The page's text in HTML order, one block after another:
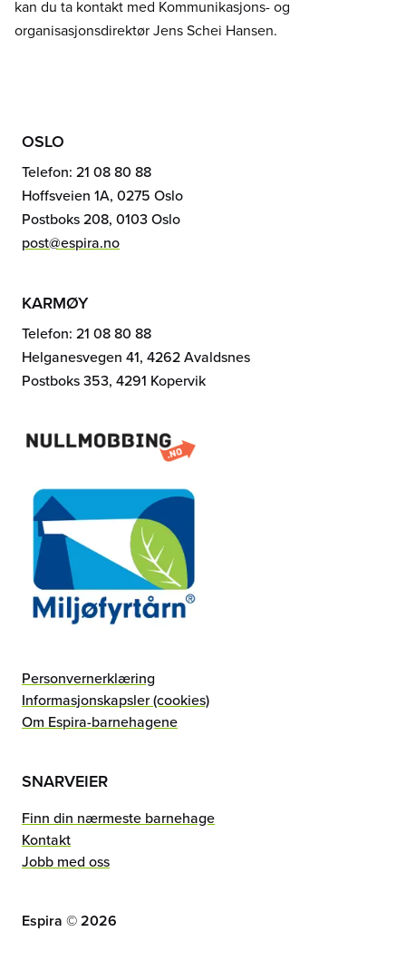
kan du ta kontakt med Kommunikasjons- og
organisasjonsdirektør Jens Schei Hansen.
OSLO
Telefon: 21 08 80 88
Hoffsveien 1A, 0275 Oslo
Postboks 208, 0103 Oslo
post@espira.no
KARMØY
Telefon: 21 08 80 88
Helganesvegen 41, 4262 Avaldsnes
Postboks 353, 4291 Kopervik
Personvernerklæring
Informasjonskapsler (cookies)
Om Espira-barnehagene
SNARVEIER
Finn din nærmeste barnehage
Kontakt
Jobb med oss
Espira ©2026